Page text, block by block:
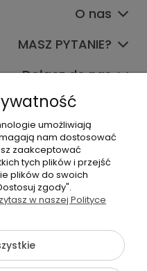
O nas
MASZ PYTANIE?
Dołącz do nas
989
| TADAM Pracownia
umożliwiają
nam dostosować
zaakceptować
tych plików i przejść
plików do swoich
zgody".
w naszej Polityce